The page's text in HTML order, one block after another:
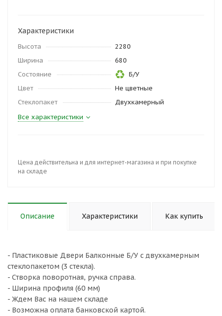
Характеристики
Высота
2280
Ширина
680
Состояние
Б/У
Цвет
Не цветные
Стеклопакет
Двухкамерный
Все характеристики
Цена действительна и для интернет-магазина и при покупке
на складе
Описание Характеристики Как купить
- Пластиковые Двери Балконные Б/У с двухкамерным
стеклопакетом (3 стекла).
- Створка поворотная, ручка справа.
- Ширина профиля (60 мм)
- Ждем Вас на нашем складе
- Возможна оплата банковской картой.